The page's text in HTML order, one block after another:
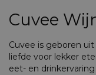
Cuvee
Cuvee is geboren
liefde voor lekker
eet- en